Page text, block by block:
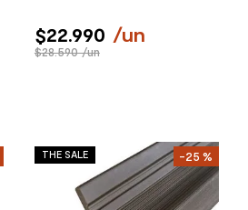
$22.990 /un
$28.590 /un
-25 %
THE SALE